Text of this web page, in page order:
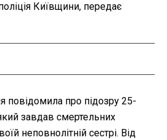
Київщини, передає
повідомила про підозру 25-
завдав смертельних
неповнолітній сестрі. Від